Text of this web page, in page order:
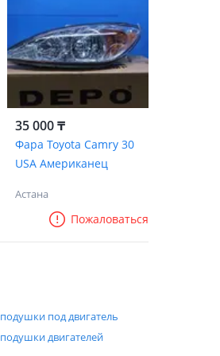
35 000 ₸
Фара Toyota Camry 30
USA Американец
Астана
Пожаловаться
подушки под двигатель
подушки двигателей